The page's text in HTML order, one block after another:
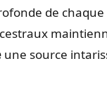
de
une source